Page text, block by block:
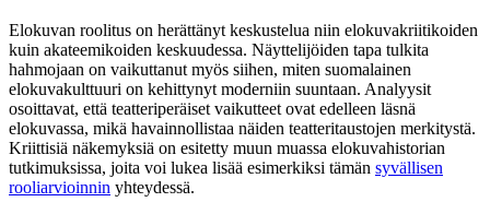
Elokuvan roolitus on herättänyt keskustelua niin elokuvakriitikoiden
kuin akateemikoiden keskuudessa. Näyttelijöiden tapa tulkita
hahmojaan on vaikuttanut myös siihen, miten suomalainen
elokuvakulttuuri on kehittynyt moderniin suuntaan. Analyysit
osoittavat, että teatteriperäiset vaikutteet ovat edelleen läsnä
elokuvassa, mikä havainnollistaa näiden teatteritaustojen merkitystä.
Kriittisiä näkemyksiä on esitetty muun muassa elokuvahistorian
tutkimuksissa, joita voi lukea lisää esimerkiksi tämän syvällisen
rooliarvioinnin yhteydessä.